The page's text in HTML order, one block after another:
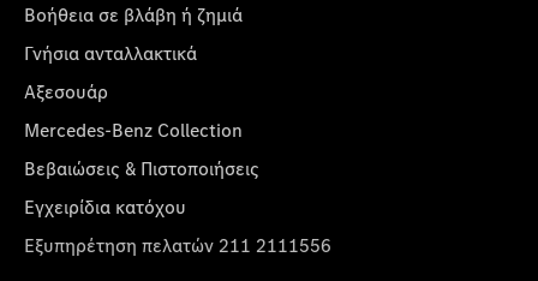
Βοήθεια σε βλάβη ή ζημιά
Γνήσια ανταλλακτικά
Αξεσουάρ
Mercedes-Benz Collection
Βεβαιώσεις & Πιστοποιήσεις
Εγχειρίδια κατόχου
Εξυπηρέτηση πελατών 211 2111556